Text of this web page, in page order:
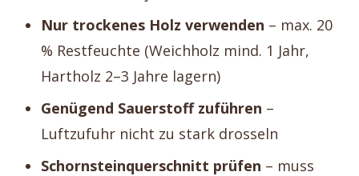
Nur trockenes Holz verwenden – max. 20
% Restfeuchte (Weichholz mind. 1 Jahr,
Hartholz 2–3 Jahre lagern)
Genügend Sauerstoff zuführen –
Luftzufuhr nicht zu stark drosseln
Schornsteinquerschnitt prüfen – muss